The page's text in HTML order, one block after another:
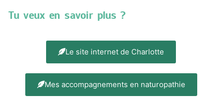
Tu veux en savoir plus ?
Le site internet de Charlotte
Mes accompagnements en naturopathie